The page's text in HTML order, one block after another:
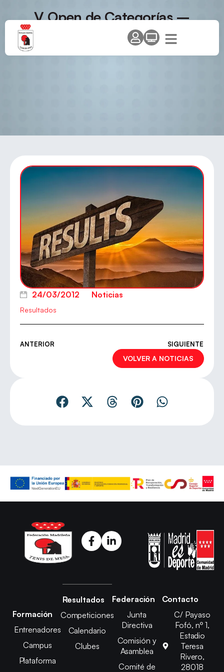
V Open de Categorías –
Circuito «Comunidad de
Madrid»
24/03/2012 Noticias
Resultados
ANTERIOR SIGUIENTE
VOLVER A NOTICIAS
Formación
Entrenadores
Campus
Plataforma
Resultados
Competiciones
Calendario
Clubes
Federación
Junta
Directiva
Comisión y
Asamblea
Comité de
Contacto
C/ Payaso
Fofó, nº 1,
Estadio
Teresa
Rivero,
28018